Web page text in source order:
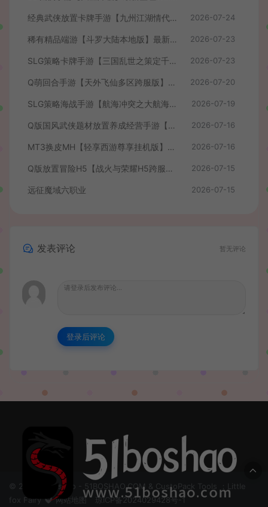
经典武侠放置卡牌手游【九州江湖情代金券内购版】最新整理单机一键即玩镜像端+Linux手工服务端+安卓苹果双端+CDK授权后台+详细搭建教程 2026-07-24
稀有精品端游【斗罗大陆本地版】最新整理Win系服务端+PC客户端+网页注册+CDK授权后台+管理后台+详细搭建教程 2026-07-23
SLG策略卡牌手游【三国乱世之策定千军内购版】最新整理单机一键即玩镜像端+Linux手工服务端+安卓+CDK授权后台+详细搭建教程+前后端全套源码 2026-07-23
Q萌回合手游【天外飞仙多区跨服版】最新整理单机一键即玩镜像端+Linux手工服务端+安卓+CDK授权后台+详细搭建教程 2026-07-20
SLG策略海战手游【航海冲突之大航海大战】最新整理Win系半手工服务端+安卓+CDK授权后台+详细搭建教程+前后端全套修复源码 2026-07-19
Q版国风武侠题材放置养成经营手游【我要当掌门】最新整理单机一键即玩镜像端+Linux手工服务端+安卓苹果H5三端+CDK授权后台+全套源码+详细搭建教程 2026-07-16
MT3换皮MH【轻享西游尊享挂机版】最新整理单机一键即玩镜像端+Linux手工服务端+安卓苹果双端+GM后台+全套源码+详细搭建教程 2026-07-16
Q版放置冒险H5【战火与荣耀H5跨服版】最新整理单机一键即玩镜像端+Linux手工服务端+简易安卓+CDK授权后台+详细搭建教程 2026-07-15
远征魔域六职业 2026-07-15
发表评论 暂无评论
登录后评论
© 2024 51boshao - 51BOSHAO.COM & CustoPack Tools ：Little
fox Fairy
网站地图 琼ICP备2024029428号-1